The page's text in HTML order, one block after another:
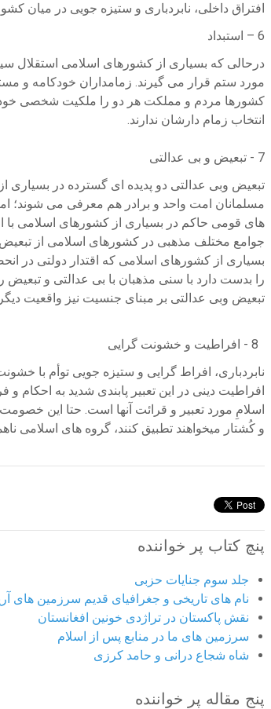
افتراق داخلی، نابردباری و ستیزه جویی در میان
6 – استبداد
درحالی که بسیاری از کشورهای اسلامی استقلال
مورد ستم قرار می گیرند. زمامداران خودکامه و
کشورها مردم و مملکت هر دو را ملکیت شخصی
انتخاب زمام دارشان ندارند.
7 - تبعیض و بی عدالتی
تبعیض وبی عدالتی دو پدیده ای گسترده در
مسلمانان امت واحد و برادر هم معرفی می شوند؛
های قومی حاکم در بسیاری از کشورهای اسلامی با
جوامع مختلف مذهبی در کشورهای اسلامی از
بسیاری از کشورهای اسلامی که اقتدار دولتی در
را بدست دارد با سنی مذهبان با بی عدالتی و تبعیض
تبعیض وبی عدالتی بر مبنای جنسیت نیز واقعیت
نابردباری، افراط گرایی و ستیزه جویی توأم با
افراطیت دینی در این تعبیر پابندی شدید به
اسلامِ مورد تعبیر و قرائت آنها است. حتا این
و کُشتار میخواهند تطبیق کنند، گروه های اسلامی
پنچ کتاب پر خواننده
جلد سوم جنایات حزبی
نام های تاریخی و جغرافیای قدیم سرزمین های
نقش پاکستان در تراژدی خونین افغانستان
سرزمین های ما در منابع پس از اسلام
شاه شجاع درانی و حامد کرزی
پنج مقاله پر خواننده